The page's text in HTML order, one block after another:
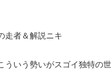
走者＆解説ニキ
ういう勢いがスゴイ独特の